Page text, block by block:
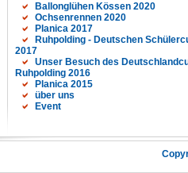
Ballonglühen Kössen 2020
Ochsenrennen 2020
Planica 2017
Ruhpolding - Deutschen
2017
Unser Besuch des
Ruhpolding 2016
Planica 2015
über uns
Event